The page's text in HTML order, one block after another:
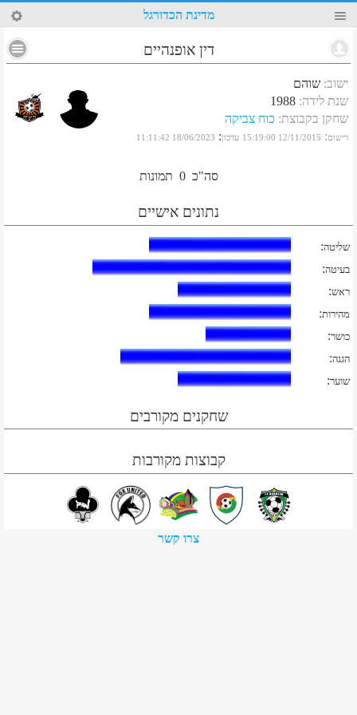
74 מדינת הכדורגל
דין אופנהיים
ישוב: שוהם
שנת לידה:
1988
שחקן בקבוצת: כוח צביקה
רישום:
12/11/2015 15:19:00 עדכון:
18/06/2023 11:11:42
סה"כ 0 תמונות
נתונים אישיים
שליטה:
בעיטה:
ראש:
מהירות:
כושר:
הגנה:
שוער:
שחקנים מקורבים
קבוצות מקורבות
צרו קשר